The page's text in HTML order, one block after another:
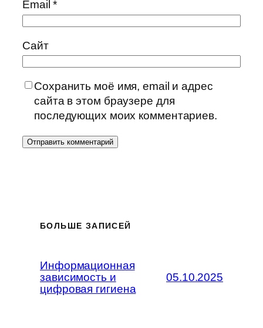
Email*
Сайт
Сохранить моё имя, email и адрес
сайта в этом браузере для
последующих моих комментариев.
БОЛЬШЕ ЗАПИСЕЙ
Информационная
зависимость и
цифровая гигиена
05.10.2025